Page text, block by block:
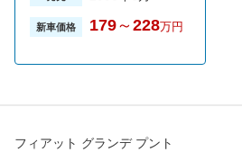
新車価格 179～ 228万円
フィアット グランデ プント